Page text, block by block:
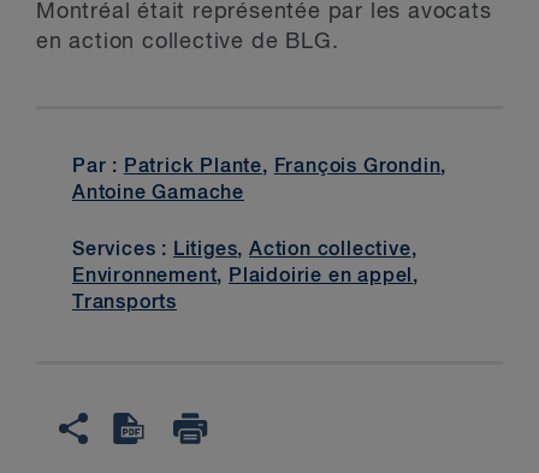
Montréal était représentée par les avocats
en action collective de BLG.
Par : Patrick Plante, François Grondin,
Antoine Gamache
Services : Litiges,Action collective,
Environnement, Plaidoirie en appel ,
Transports